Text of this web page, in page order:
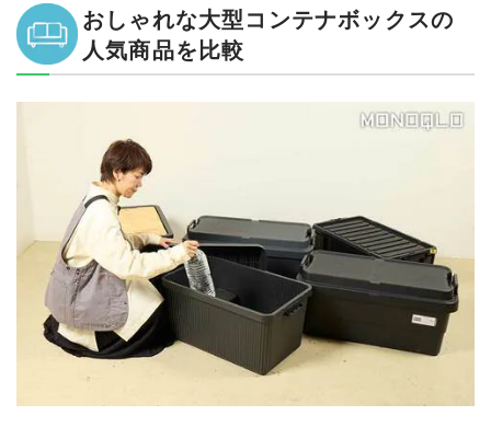
おしゃれな大型コンテナボックスの
人気商品を比較